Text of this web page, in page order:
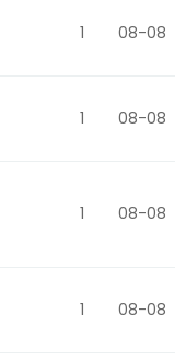
1 08-08
1 08-08
1 08-08
1 08-08